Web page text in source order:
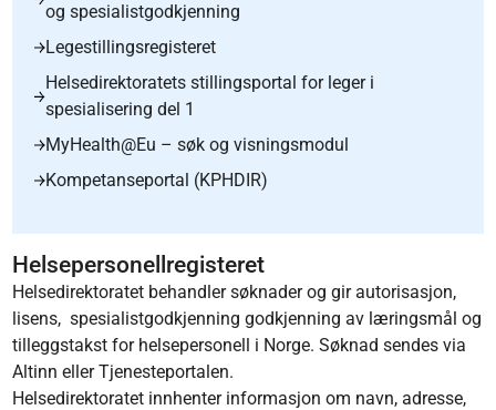
og spesialistgodkjenning
Legestillingsregisteret
Helsedirektoratets stillingsportal for leger i
spesialisering del 1
MyHealth@Eu – søk og visningsmodul
Kompetanseportal (KPHDIR)
Helsepersonellregisteret
Helsedirektoratet behandler søknader og gir autorisasjon,
lisens, spesialistgodkjenning godkjenning av læringsmål og
tilleggstakst for helsepersonell i Norge. Søknad sendes via
Altinn eller Tjenesteportalen.
Helsedirektoratet innhenter informasjon om navn, adresse,